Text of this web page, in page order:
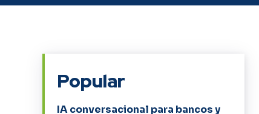
Popular
IA conversacional para bancos y